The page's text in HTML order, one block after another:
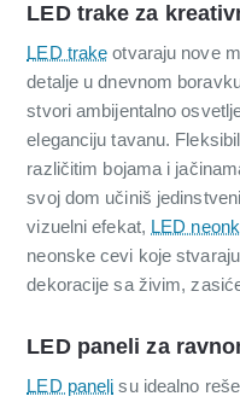
LED trake za
LED trake otvaraju nove
detalje u dnevnom
stvori ambijentalno
eleganciju tavanu.
različitim bojama i
svoj dom učiniš
vizuelni efekat, LED
neonske cevi koje
dekoracije sa živim,
LED paneli za
LED paneli su idealno